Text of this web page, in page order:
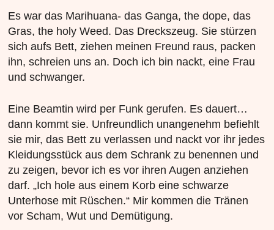
Es war das Marihuana- das Ganga, the dope, das
Gras, the holy Weed. Das Dreckszeug. Sie stürzen
sich aufs Bett, ziehen meinen Freund raus, packen
ihn, schreien uns an. Doch ich bin nackt, eine Frau
und schwanger.
Eine Beamtin wird per Funk gerufen. Es dauert…
dann kommt sie. Unfreundlich unangenehm befiehlt
sie mir, das Bett zu verlassen und nackt vor ihr jedes
Kleidungsstück aus dem Schrank zu benennen und
zu zeigen, bevor ich es vor ihren Augen anziehen
darf. „Ich hole aus einem Korb eine schwarze
Unterhose mit Rüschen.“ Mir kommen die Tränen
vor Scham, Wut und Demütigung.